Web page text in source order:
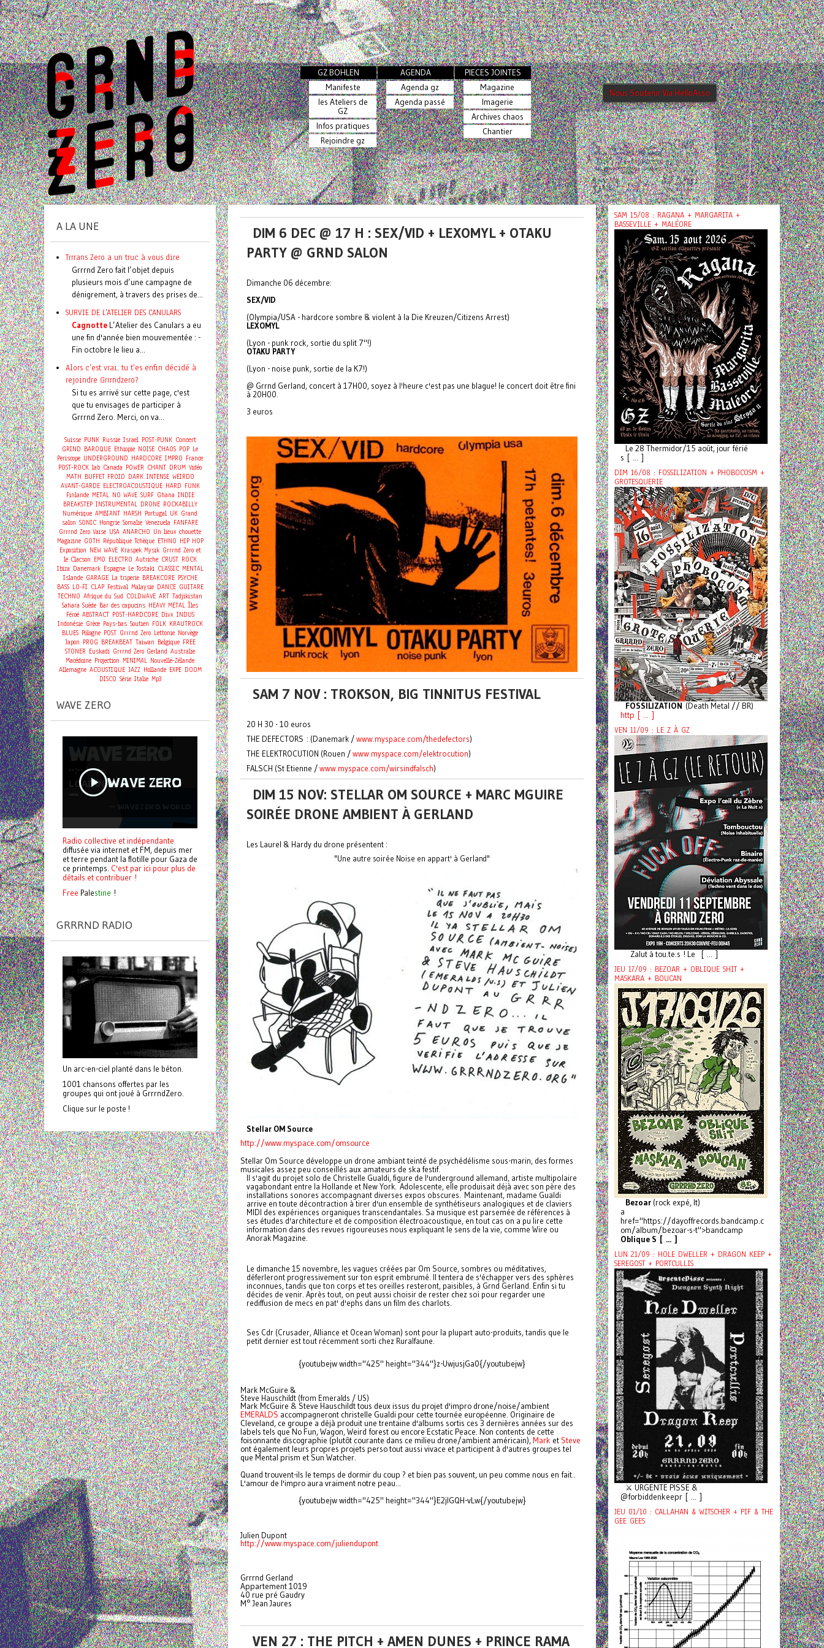
GZ BOHLEN
Manifeste
les Ateliers de
GZ
Infos pratiques
Rejoindre gz
AGENDA
Agenda gz
Agenda passé
PIECES JOINTES
Magazine
Imagerie
Archives chaos
Chantier
Nous Soutenir Via HelloAsso
DIM 6 DEC @ 17 H : SEX/VID + LEXOMYL + OTAKU
PARTY @ GRND SALON
Dimanche 06 décembre:
SEX/VID
(Olympia/USA - hardcore sombre & violent à la Die Kreuzen/Citizens Arrest)
LEXOMYL
(Lyon - punk rock, sortie du split 7"!)
OTAKU PARTY
(Lyon - noise punk, sortie de la K7!)
@ Grrnd Gerland, concert à 17H00, soyez à l'heure c'est pas une blague! le concert doit être fini
à 20H00.
3 euros
SAM 7 NOV : TROKSON, BIG TINNITUS FESTIVAL
20 H 30 - 10 euros
THE DEFECTORS : (Danemark /www.myspace.com/thedefectors)
THE ELEKTROCUTION (Rouen /www.myspace.com/elektrocution)
FALSCH (St Etienne /www.myspace.com/wirsindfalsch)
DIM 15 NOV: STELLAR OM SOURCE + MARC MGUIRE
SOIRÉE DRONE AMBIENT À GERLAND
Les Laurel & Hardy du drone présentent :
"Une autre soirée Noise en appart' à Gerland"
Stellar OM Source
http://www.myspace.com/omsource
Stellar Om Source développe un drone ambiant teinté de psychédélisme sous-marin, des formes
musicales assez peu conseillés aux amateurs de ska festif.
Il s'agit du projet solo de Christelle Gualdi, figure de l'underground allemand, artiste multipolaire
vagabondant entre la Hollande et New York. Adolescente, elle produisait déjà avec son père des
installations sonores accompagnant diverses expos obscures. Maintenant, madame Gualdi
arrive en toute décontraction à tirer d'un ensemble de synthétiseurs analogiques et de claviers
MIDI des expériences organiques transcendantales. Sa musique est parsemée de références à
ses études d'architecture et de composition électroacoustique, en tout cas on a pu lire cette
information dans des revues rigoureuses nous expliquant le sens de la vie, comme Wire ou
Anorak Magazine.
Le dimanche 15 novembre, les vagues créées par Om Source, sombres ou méditatives,
déferleront progressivement sur ton esprit embrumé. Il tentera de s'échapper vers des sphères
inconnues, tandis que ton corps et tes oreilles resteront, paisibles, à Grnd Gerland. Enfin si tu
décides de venir. Après tout, on peut aussi choisir de rester chez soi pour regarder une
rediffusion de mecs en pat' d'ephs dans un film des charlots.
Ses Cdr (Crusader, Alliance et Ocean Woman) sont pour la plupart auto-produits, tandis que le
petit dernier est tout récemment sorti chez Ruralfaune.
{youtubejw width="425" height="344"}z-UwjusjGa0{/youtubejw}
Mark McGuire &
Steve Hauschildt (from Emeralds / US)
Mark McGuire & Steve Hauschildt tous deux issus du projet d'impro drone/noise/ambient
EMERALDS accompagneront christelle Gualdi pour cette tournée européenne. Originaire de
Cleveland, ce groupe a déjà produit une trentaine d'albums sortis ces 3 dernières années sur des
labels tels que No Fun, Wagon, Weird forest ou encore Ecstatic Peace. Non contents de cette
foisonnante discographie (plutôt courante dans ce milieu drone/ambient américain),Mark et Steve
ont également leurs propres projets perso tout aussi vivace et participent à d'autres groupes tel
que Mental prism et Sun Watcher.
Quand trouvent-ils le temps de dormir du coup ? et bien pas souvent, un peu comme nous en fait..
L'amour de l'impro aura vraiment notre peau...
{youtubejw width="425" height="344"}E2jlGQH-vLw{/youtubejw}
Julien Dupont
http://www.myspace.com/juliendupont
Grrrnd Gerland
Appartement 1019
40 rue pré Gaudry
M° Jean Jaures
VEN 27 : THE PITCH + AMEN DUNES + PRINCE RAMA
A LA UNE
Trrrans Zero a un truc à vous dire
Grrrnd Zero fait l’objet depuis
plusieurs mois d’une campagne de
dénigrement, à travers des prises de...
SURVIE DE L'ATELIER DES CANULARS
Cagnotte L’Atelier des Canulars a eu
une fin d'année bien mouvementée : -
Fin octobre le lieu a...
Alors c'est vrai, tu t'es enfin décidé à
rejoindre Grrrndzero?
Si tu es arrivé sur cette page, c'est
que tu envisages de participer à
Grrrnd Zero. Merci, on va...
Suisse PUNK Russie Israel POST-PUNK Concert
GRIND BAROQUE Ethiopie NOISE CHAOS POP Le
Periscope UNDERGROUND HARDCORE IMPRO France
POST-ROCK lab Canada POWER CHANT DRUM Vidéo
MATH BUFFET FROID DARK INTENSE WEIRDO
AVANT-GARDE ELECTROACOUSTIQUE HARD FUNK
Finlande METAL NO WAVE SURF Ghana INDIE
BREAKSTEP INSTRUMENTAL DRONE ROCKABILLY
Numérique AMBIANT HARSH Portugal UK Grand
salon SONIC Hongrie Somalie Venezuela FANFARE
Grrrnd Zero Vaise USA ANARCHO Un lieux chouette
Magazine GOTH République Tchèque ETHNO HIP HOP
Exposition NEW WAVE Kraspek Mysik Grrrnd Zero et
le Clacson EMO ELECTRO Autriche CRUST ROCK
Ibiza Danemark Espagne Le Tostaki CLASSIC MENTAL
Islande GARAGE La triperie BREAKCORE PSYCHE
BASS LO-FI CLAP Festival Malaysie DANCE GUITARE
TECHNO Afrique du Sud COLDWAVE ART Tadjikistan
Sahara Suède Bar des capucins HEAVY METAL Îles
Féroé ABSTRACT POST-HARDCORE Divx INDUS
Indonésie Grèce Pays-bas Soutien FOLK KRAUTROCK
BLUES Pologne POST Grrrnd Zero Lettonie Norvège
Japon PROG BREAKBEAT Taiwan Belgique FREE
STONER Euskadi Grrrnd Zero Gerland Australie
Macédoine Projection MINIMAL Nouvelle-Zélande
Allemagne ACOUSTIQUE JAZZ Hollande EXPE DOOM
DISCO Série Italie Mp3
WAVE ZERO
Radio collective et indépendante
diffusée via internet et FM, depuis mer
et terre pendant la flotille pour Gaza de
ce printemps. C'est par ici pour plus de
détails et contribuer !
Free Palestine !
GRRRND RADIO
Un arc-en-ciel planté dans le béton.
1001 chansons offertes par les
groupes qui ont joué à GrrrndZero.
Clique sur le poste !
SAM 15/08 : RAGANA + MARGARITA +
BASSEVILLE + MALÉORE
Le 28 Thermidor/15 août, jour férié
s [ ... ]
DIM 16/08 : FOSSILIZATION + PHOBOCOSM +
GROTESQUERIE
FOSSILIZATION (Death Metal // BR)
http [ ... ]
VEN 11/09 : LE Z À GZ
Zalut à tou.te.s ! Le [ ... ]
JEU 17/09 : BEZOAR + OBLIQUE SHIT +
MASKARA + BOUCAN
Bezoar (rock expé, It)
a
href="https://dayoffrecords.bandcamp.c
om/album/bezoar-s-t">bandcamp
Oblique S [ ... ]
LUN 21/09 : HOLE DWELLER + DRAGON KEEP +
SEREGOST + PORTCULLIS
⚔️ URGENTE PISSE &
@forbiddenkeepr [ ... ]
JEU 01/10 : CALLAHAN & WITSCHER + PIF & THE
GEE GEES